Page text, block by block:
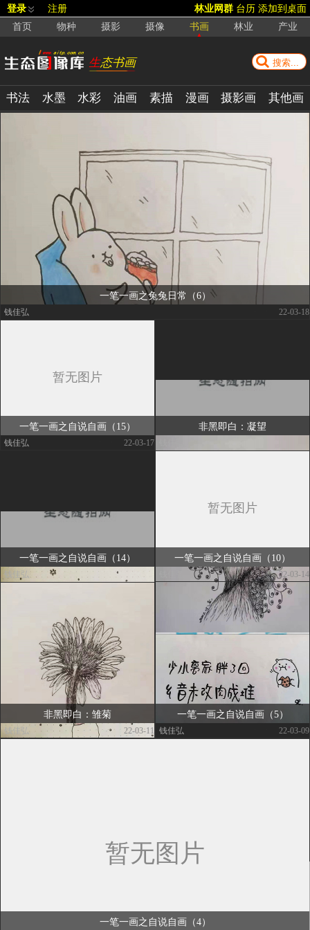
登录 注册 林业网群 台历 添加到桌面
首页 物种 摄影 摄像 书画 林业 产业
生态书画
书法 水墨 水彩 油画 素描 漫画 摄影画 其他画
一笔一画之兔兔日常（6）
钱佳弘 | 22-03-18
一笔一画之自说自画（15）
钱佳弘 | 22-03-17
非黑即白：凝望
一笔一画之自说自画（14）
钱佳弘 | 22-03-16
一笔一画之自说自画（10）
|| 22-03-14
非黑即白：雏菊
|
钱佳弘 | 22-03-11
一笔一画之自说自画（5）
钱佳弘 | 22-03-09
一笔一画之自说自画（4）